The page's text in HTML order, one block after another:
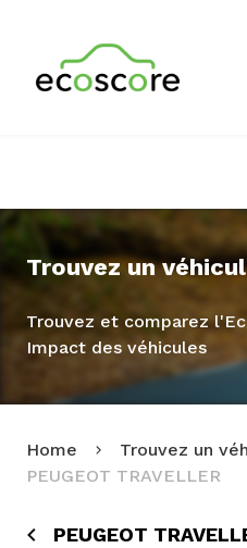
Trouvez un
Trouvez et comparez
Impact des véhicules
Home
Trouvez un
PEUGEOT TRAVELLER
PEUGEOT